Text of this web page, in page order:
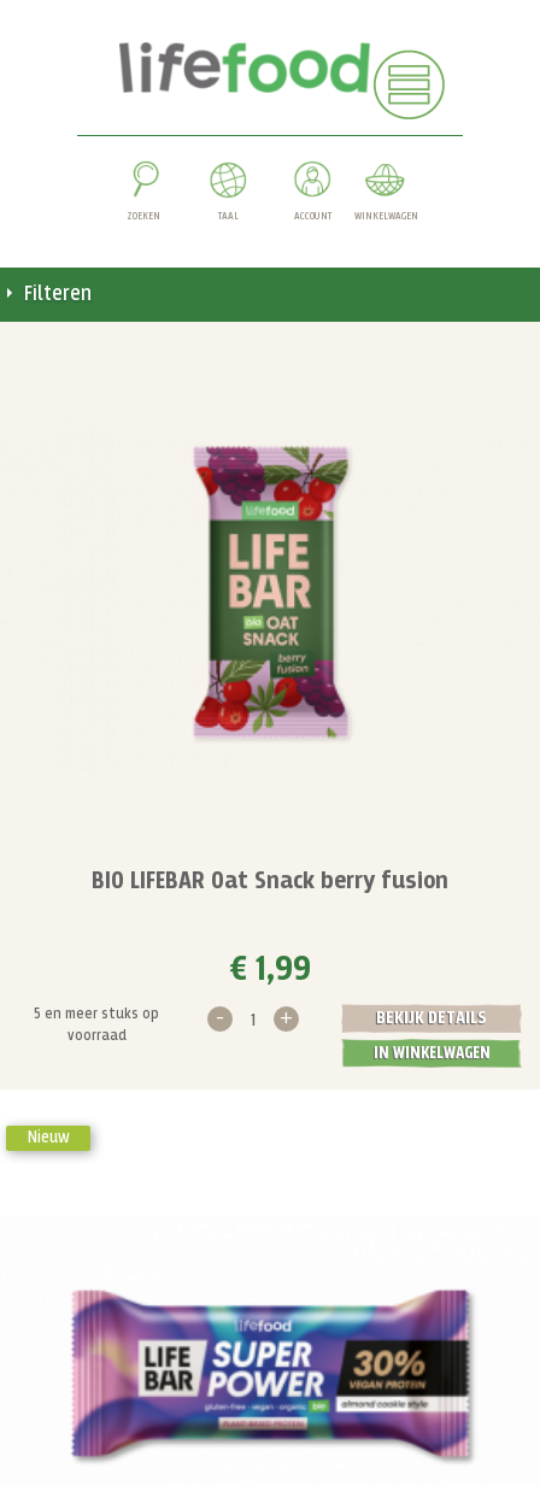
ZOEKEN TAAL ACCOUNT WINKELWAGEN
Filteren
BIO LIFEBAR Oat Snack berry fusion
€ 1,99
5 en meer stuks op
voorraad
BEKIJK DETAILS
- +
IN WINKELWAGEN
Nieuw